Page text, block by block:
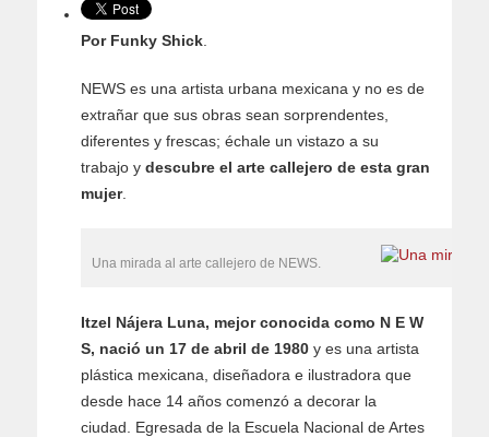
Por Funky Shick
NEWS es una artista urbana mexicana y no es de
extrañar que sus obras sean sorprendentes,
diferentes y frescas; échale un vistazo a su
trabajo y descubre el arte callejero de esta gran
mujer.
Una mirada al arte callejero de NEWS.
Itzel Nájera Luna, mejor conocida como N E W
S, nació un 17 de abril de 1980 y es una artista
plástica mexicana, diseñadora e ilustradora que
desde hace 14 años comenzó a decorar la
ciudad. Egresada de la Escuela Nacional de Artes